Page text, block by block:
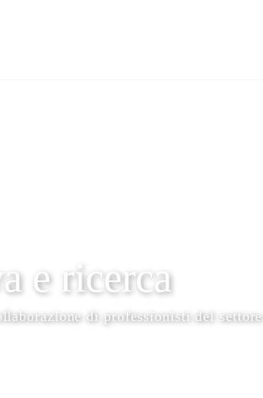
e ricerca
di professionisti del settore.